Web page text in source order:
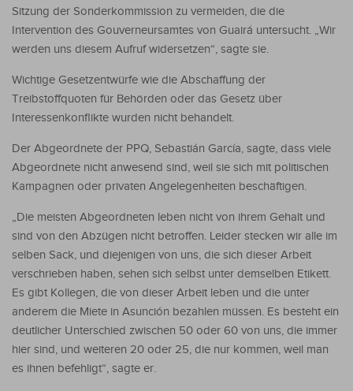
Sitzung der Sonderkommission zu vermeiden, die die
Intervention des Gouverneursamtes von Guairá untersucht. „Wir
werden uns diesem Aufruf widersetzen“, sagte sie.
Wichtige Gesetzentwürfe wie die Abschaffung der
Treibstoffquoten für Behörden oder das Gesetz über
Interessenkonflikte wurden nicht behandelt.
Der Abgeordnete der PPQ, Sebastián García, sagte, dass viele
Abgeordnete nicht anwesend sind, weil sie sich mit politischen
Kampagnen oder privaten Angelegenheiten beschäftigen.
„Die meisten Abgeordneten leben nicht von ihrem Gehalt und
sind von den Abzügen nicht betroffen. Leider stecken wir alle im
selben Sack, und diejenigen von uns, die sich dieser Arbeit
verschrieben haben, sehen sich selbst unter demselben Etikett.
Es gibt Kollegen, die von dieser Arbeit leben und die unter
anderem die Miete in Asunción bezahlen müssen. Es besteht ein
deutlicher Unterschied zwischen 50 oder 60 von uns, die immer
hier sind, und weiteren 20 oder 25, die nur kommen, weil man
es ihnen befehligt“, sagte er.